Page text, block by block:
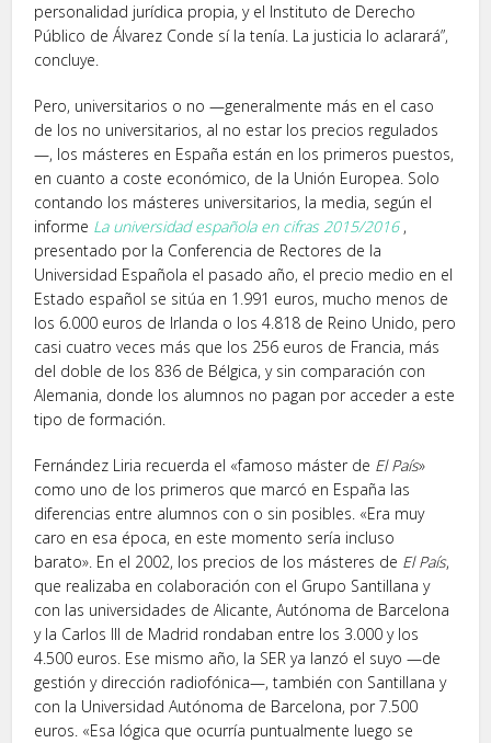
personalidad jurídica propia, y el Instituto de Derecho
Público de Álvarez Conde sí la tenía. La justicia lo aclarará”,
concluye.
Pero, universitarios o no —generalmente más en el caso
de los no universitarios, al no estar los precios regulados
—, los másteres en España están en los primeros puestos,
en cuanto a coste económico, de la Unión Europea. Solo
contando los másteres universitarios, la media, según el
informe La universidad española en cifras 2015/2016 ,
presentado por la Conferencia de Rectores de la
Universidad Española el pasado año, el precio medio en el
Estado español se sitúa en 1.991 euros, mucho menos de
los 6.000 euros de Irlanda o los 4.818 de Reino Unido, pero
casi cuatro veces más que los 256 euros de Francia, más
del doble de los 836 de Bélgica, y sin comparación con
Alemania, donde los alumnos no pagan por acceder a este
tipo de formación.
Fernández Liria recuerda el «famoso máster de El País»
como uno de los primeros que marcó en España las
diferencias entre alumnos con o sin posibles. «Era muy
caro en esa época, en este momento sería incluso
barato». En el 2002, los precios de los másteres de El País,
que realizaba en colaboración con el Grupo Santillana y
con las universidades de Alicante, Autónoma de Barcelona
y la Carlos III de Madrid rondaban entre los 3.000 y los
4.500 euros. Ese mismo año, la SER ya lanzó el suyo —de
gestión y dirección radiofónica—, también con Santillana y
con la Universidad Autónoma de Barcelona, por 7.500
euros. «Esa lógica que ocurría puntualmente luego se